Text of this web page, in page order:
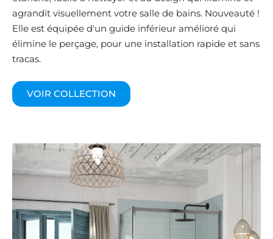
étanche, facile à nettoyer et au design qui illumine et
agrandit visuellement votre salle de bains. Nouveauté !
Elle est équipée d'un guide inférieur amélioré qui
élimine le perçage, pour une installation rapide et sans
VOIR COLLECTION